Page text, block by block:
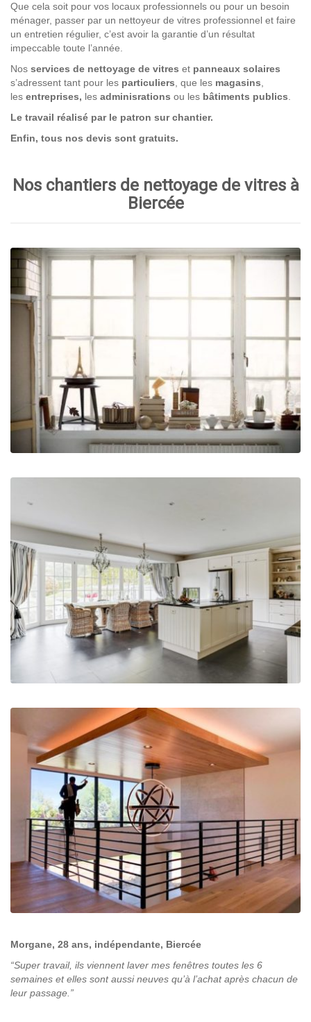
Que cela soit pour vos locaux professionnels ou pour un besoin
ménager, passer par un nettoyeur de vitres professionnel et faire
un entretien régulier, c’est avoir la garantie d’un résultat
impeccable toute l’année.
Nos services de nettoyage de vitres et panneaux solaires
s’adressent tant pour les particuliers , que les magasins
les entreprises, les adminisrations ou les bâtiments publics
Le travail réalisé par le patron sur chantier.
Enfin, tous nos devis sont gratuits.
Nos chantiers de nettoyage de vitres à
Biercée
Morgane, 28 ans, indépendante, Biercée
“Super travail, ils viennent laver mes fenêtres toutes les 6
semaines et elles sont aussi neuves qu’à l’achat après chacun de
leur passage.”